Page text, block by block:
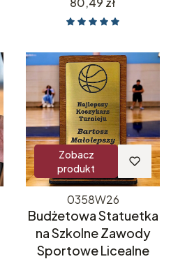
Zobacz
produkt
0358W26
Budżetowa Statuetka
na Szkolne Zawody
Sportowe Licealne